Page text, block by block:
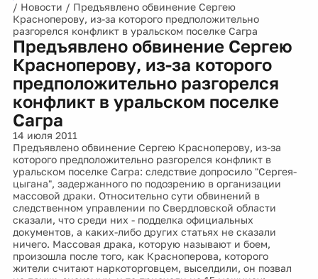
/ Новости / Предъявлено обвинение Сергею
Красноперову, из-за которого предположительно
разгорелся конфликт в уральском поселке Сагра
Предъявлено обвинение Сергею
Красноперову, из-за которого
предположительно разгорелся
конфликт в уральском поселке
Сагра
14 июля 2011
Предъявлено обвинение Сергею Красноперову, из-за
которого предположительно разгорелся конфликт в
уральском поселке Сагра: следствие допросило "Сергея-
цыгана", задержанного по подозрению в организации
массовой драки. Относительно сути обвинений в
следственном управлении по Свердловской области
сказали, что среди них - подделка официальных
документов, а каких-либо других статьях не сказали
ничего. Массовая драка, которую называют и боем,
произошла после того, как Красноперова, которого
жители считают наркоторговцем, выселдили, он позвал